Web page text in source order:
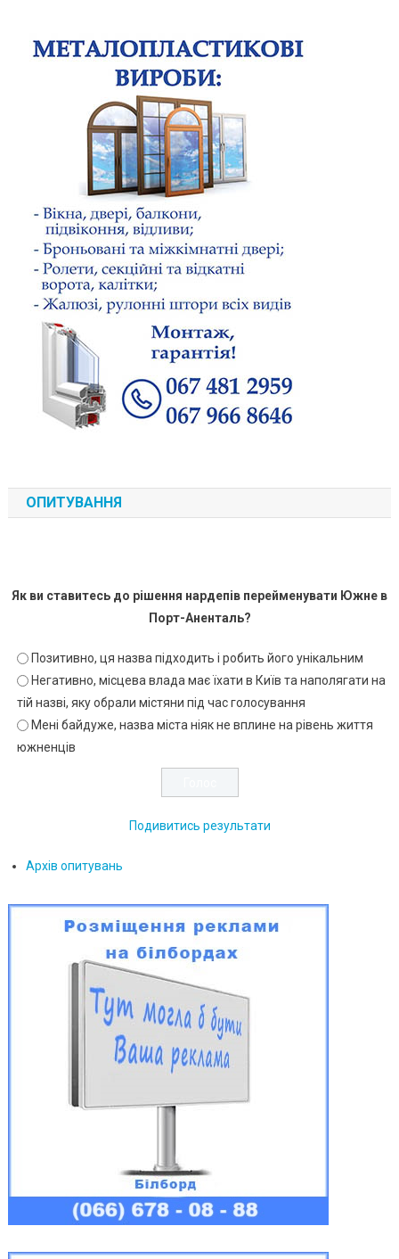
ОПИТУВАННЯ
Як ви ставитесь до рішення нардепів перейменувати Южне в
Порт-Аненталь?
Позитивно, ця назва підходить і робить його унікальним
Негативно, місцева влада має їхати в Київ та наполягати на
тій назві, яку обрали містяни під час голосування
Мені байдуже, назва міста ніяк не вплине на рівень життя
южненців
Подивитись результати
Архів опитувань